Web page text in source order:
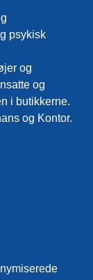
psykisk
og
og
i butikkerne.
og Kontor.